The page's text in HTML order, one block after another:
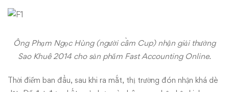
Ông Phạm Ngọc Hùng (người cầm Cup) nhận giải thưởng
Sao Khuê 2014 cho sản phẩm Fast Accounting Online.
Thời điểm ban đầu, sau khi ra mắt, thị trường đón nhận khá dè